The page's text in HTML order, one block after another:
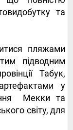
та
пляжами
підводним
Табук,
у
Мекки та
світу, для